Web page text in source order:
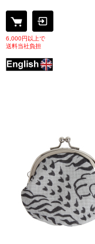
6,000円以上で
送料当社負担